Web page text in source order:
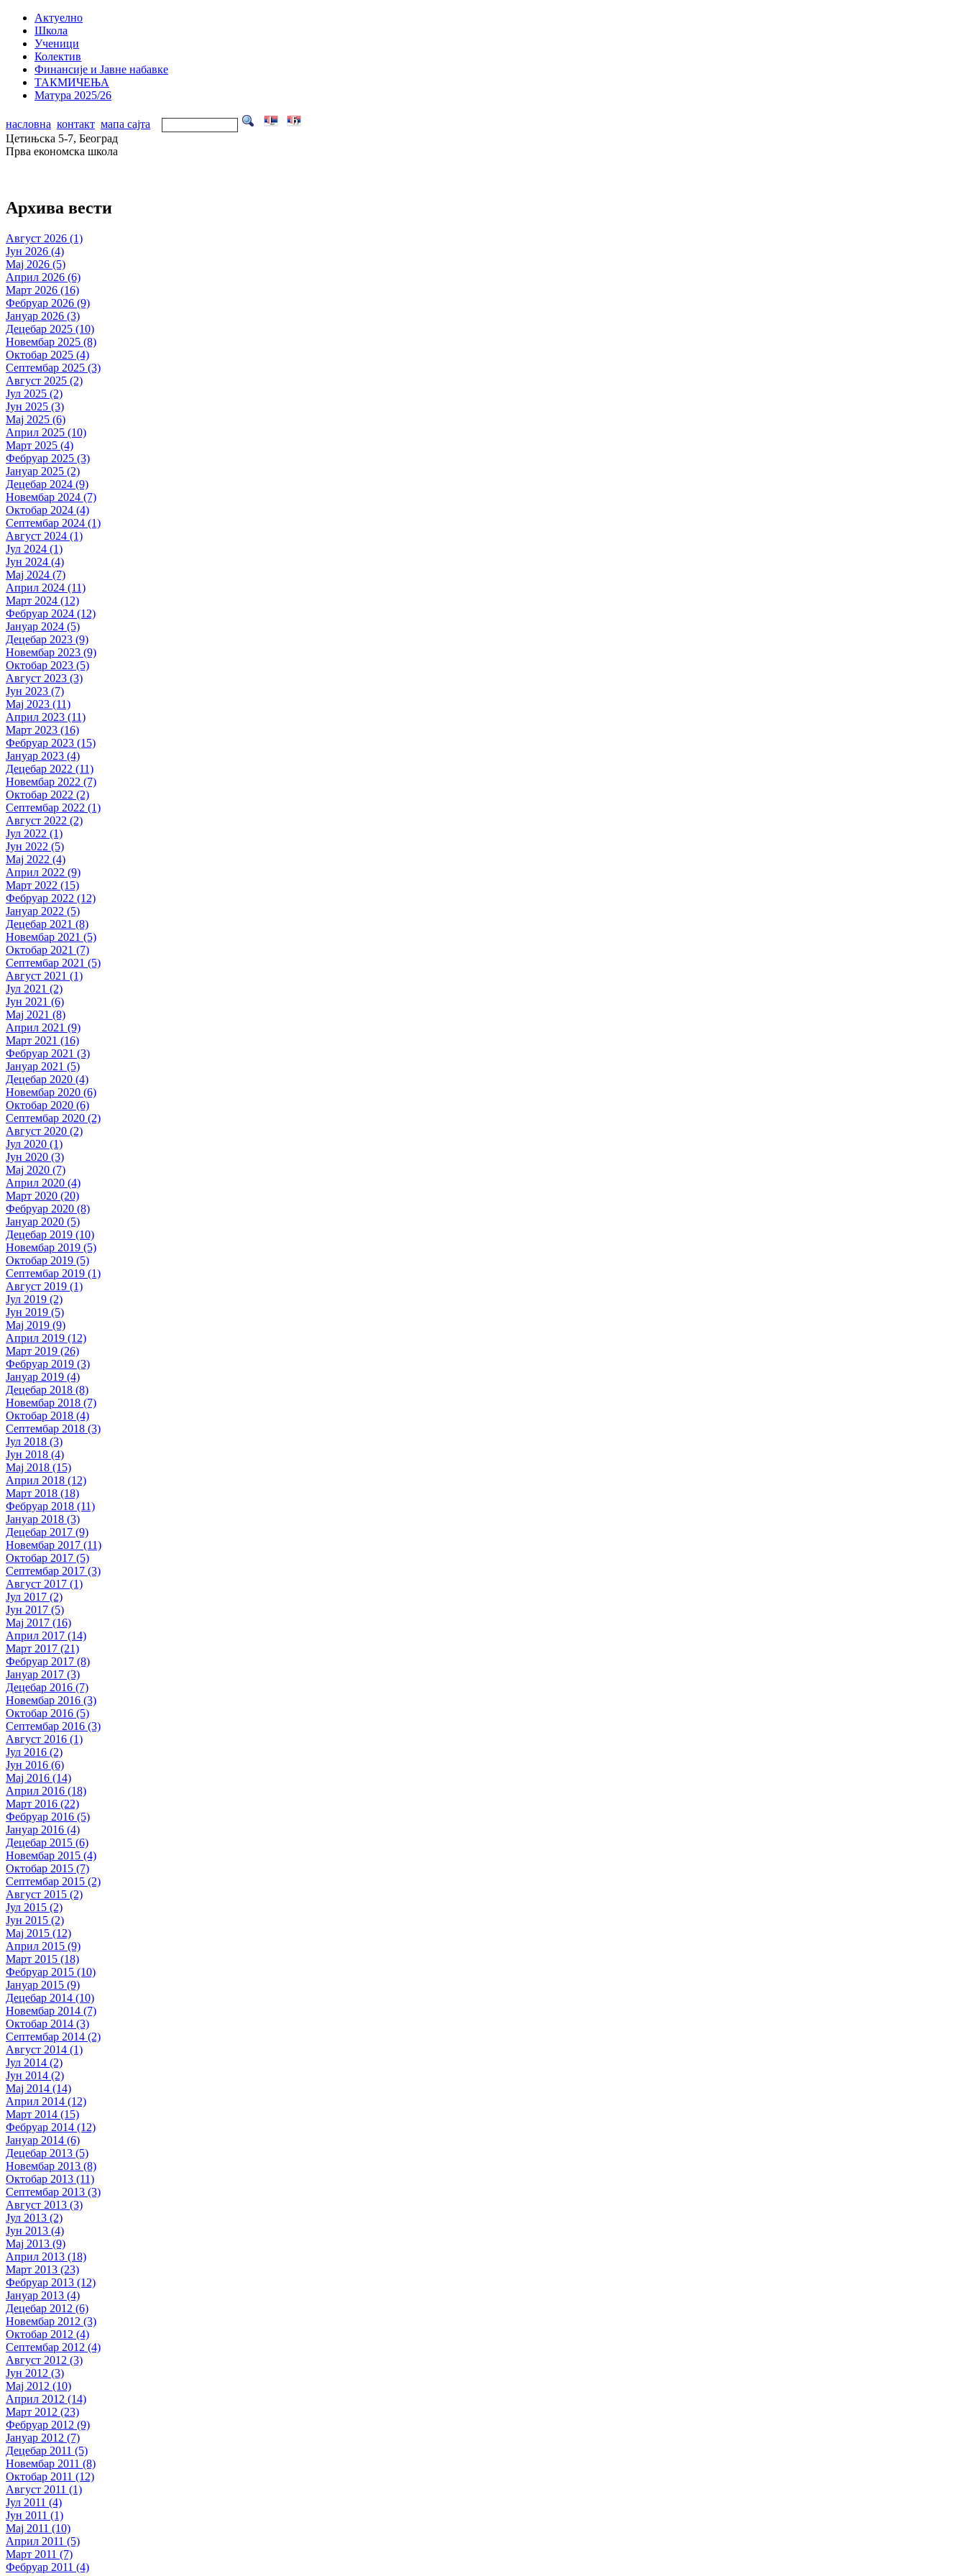
Актуелно
Школа
Ученици
Колектив
Финансије и Јавне набавке
ТАКМИЧЕЊА
Матура 2025/26
насловна контакт мапа сајта
Цетињска 5-7, Београд
Прва економска школа
Архива вести
Август 2026 (1)
Јун 2026 (4)
Мај 2026 (5)
Април 2026 (6)
Март 2026 (16)
Фебруар 2026 (9)
Јануар 2026 (3)
Децебар 2025 (10)
Новембар 2025 (8)
Октобар 2025 (4)
Септембар 2025 (3)
Август 2025 (2)
Јул 2025 (2)
Јун 2025 (3)
Мај 2025 (6)
Април 2025 (10)
Март 2025 (4)
Фебруар 2025 (3)
Јануар 2025 (2)
Децебар 2024 (9)
Новембар 2024 (7)
Октобар 2024 (4)
Септембар 2024 (1)
Август 2024 (1)
Јул 2024 (1)
Јун 2024 (4)
Мај 2024 (7)
Април 2024 (11)
Март 2024 (12)
Фебруар 2024 (12)
Јануар 2024 (5)
Децебар 2023 (9)
Новембар 2023 (9)
Октобар 2023 (5)
Август 2023 (3)
Јун 2023 (7)
Мај 2023 (11)
Април 2023 (11)
Март 2023 (16)
Фебруар 2023 (15)
Јануар 2023 (4)
Децебар 2022 (11)
Новембар 2022 (7)
Октобар 2022 (2)
Септембар 2022 (1)
Август 2022 (2)
Јул 2022 (1)
Јун 2022 (5)
Мај 2022 (4)
Април 2022 (9)
Март 2022 (15)
Фебруар 2022 (12)
Јануар 2022 (5)
Децебар 2021 (8)
Новембар 2021 (5)
Октобар 2021 (7)
Септембар 2021 (5)
Август 2021 (1)
Јул 2021 (2)
Јун 2021 (6)
Мај 2021 (8)
Април 2021 (9)
Март 2021 (16)
Фебруар 2021 (3)
Јануар 2021 (5)
Децебар 2020 (4)
Новембар 2020 (6)
Октобар 2020 (6)
Септембар 2020 (2)
Август 2020 (2)
Јул 2020 (1)
Јун 2020 (3)
Мај 2020 (7)
Април 2020 (4)
Март 2020 (20)
Фебруар 2020 (8)
Јануар 2020 (5)
Децебар 2019 (10)
Новембар 2019 (5)
Октобар 2019 (5)
Септембар 2019 (1)
Август 2019 (1)
Јул 2019 (2)
Јун 2019 (5)
Мај 2019 (9)
Април 2019 (12)
Март 2019 (26)
Фебруар 2019 (3)
Јануар 2019 (4)
Децебар 2018 (8)
Новембар 2018 (7)
Октобар 2018 (4)
Септембар 2018 (3)
Јул 2018 (3)
Јун 2018 (4)
Мај 2018 (15)
Април 2018 (12)
Март 2018 (18)
Фебруар 2018 (11)
Јануар 2018 (3)
Децебар 2017 (9)
Новембар 2017 (11)
Октобар 2017 (5)
Септембар 2017 (3)
Август 2017 (1)
Јул 2017 (2)
Јун 2017 (5)
Мај 2017 (16)
Април 2017 (14)
Март 2017 (21)
Фебруар 2017 (8)
Јануар 2017 (3)
Децебар 2016 (7)
Новембар 2016 (3)
Октобар 2016 (5)
Септембар 2016 (3)
Август 2016 (1)
Јул 2016 (2)
Јун 2016 (6)
Мај 2016 (14)
Април 2016 (18)
Март 2016 (22)
Фебруар 2016 (5)
Јануар 2016 (4)
Децебар 2015 (6)
Новембар 2015 (4)
Октобар 2015 (7)
Септембар 2015 (2)
Август 2015 (2)
Јул 2015 (2)
Јун 2015 (2)
Мај 2015 (12)
Април 2015 (9)
Март 2015 (18)
Фебруар 2015 (10)
Јануар 2015 (9)
Децебар 2014 (10)
Новембар 2014 (7)
Октобар 2014 (3)
Септембар 2014 (2)
Август 2014 (1)
Јул 2014 (2)
Јун 2014 (2)
Мај 2014 (14)
Април 2014 (12)
Март 2014 (15)
Фебруар 2014 (12)
Јануар 2014 (6)
Децебар 2013 (5)
Новембар 2013 (8)
Октобар 2013 (11)
Септембар 2013 (3)
Август 2013 (3)
Јул 2013 (2)
Јун 2013 (4)
Мај 2013 (9)
Април 2013 (18)
Март 2013 (23)
Фебруар 2013 (12)
Јануар 2013 (4)
Децебар 2012 (6)
Новембар 2012 (3)
Октобар 2012 (4)
Септембар 2012 (4)
Август 2012 (3)
Јун 2012 (3)
Мај 2012 (10)
Април 2012 (14)
Март 2012 (23)
Фебруар 2012 (9)
Јануар 2012 (7)
Децебар 2011 (5)
Новембар 2011 (8)
Октобар 2011 (12)
Август 2011 (1)
Јул 2011 (4)
Јун 2011 (1)
Мај 2011 (10)
Април 2011 (5)
Март 2011 (7)
Фебруар 2011 (4)